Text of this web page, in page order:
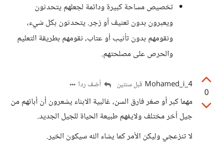
تخصيص مساحة كبيرة ودائمة لجعلهم يتحدثون
ويعبرون بدون تعنيف أو زجر. يتحدثون بكل شيء،
ونقومهم بدون تأنيب أو عتاب، نقومهم بطريقة التعليم
والحرص على مصلحتهم.
0
Mohamed_i_4 قبل سنتين أضف ردا
مهما كبر أو صغر فارق السن، غالبية الابناء يشعرون أن أبائهم من
جيل أخر مختلف ولايفهم طبيعة الحياة للجيل الجديد.
لا تنزعجي وليكن الأمر كما يشاء الله سيكون الخير.